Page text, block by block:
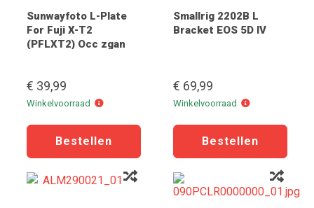
Sunwayfoto L-Plate
For Fuji X-T2
(PFLXT2) Occ zgan
€ 39,99
Winkelvoorraad Winkelvoorraad
Smallrig 2202B L
Bracket EOS 5D IV
€ 69,99
Winkelvoorraad Winkelvoorraad